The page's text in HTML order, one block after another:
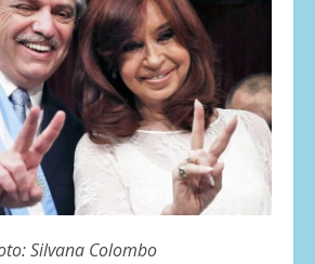
Silvana Colombo